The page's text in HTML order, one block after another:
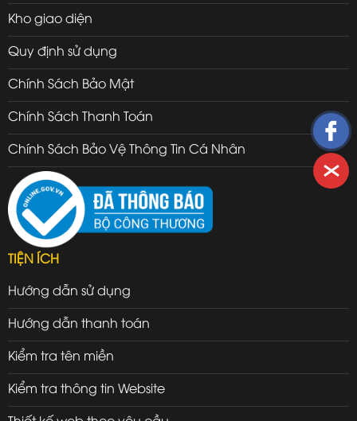
Kho giao diện
Quy định sử dụng
Chính Sách Bảo Mật
Chính Sách Thanh Toán
Chính Sách Bảo Vệ Thông Tin Cá Nhân
TIỆN ÍCH
Hướng dẫn sử dụng
Hướng dẫn thanh toán
Kiểm tra tên miền
Kiểm tra thông tin Website